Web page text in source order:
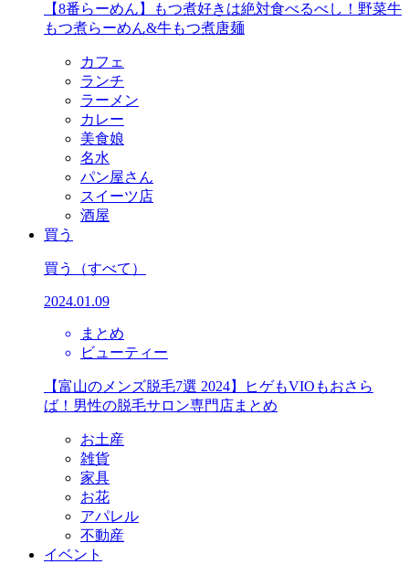
【8番らーめん】もつ煮好きは絶対食べるべし！野菜牛
もつ煮らーめん&牛もつ煮唐麺
カフェ
ランチ
ラーメン
カレー
美食娘
名水
パン屋さん
スイーツ店
酒屋
買う
買う （すべて）
2024.01.09
まとめ
ビューティー
【富山のメンズ脱毛7選 2024】ヒゲもVIOもおさら
ば！男性の脱毛サロン専門店まとめ
お土産
雑貨
家具
お花
アパレル
不動産
イベント